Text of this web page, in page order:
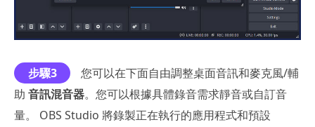
步驟3
您可以在下面自由調整桌面音訊和麥克風/輔
助 音訊混音器。您可以根據具體錄音需求靜音或自訂音
量。 OBS Studio 將錄製正在執行的應用程式和預設